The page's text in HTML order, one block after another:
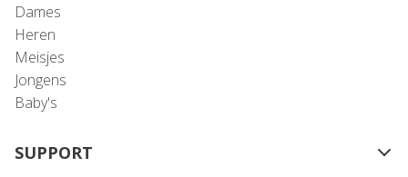
Dames
Heren
Meisjes
Jongens
Baby's
SUPPORT